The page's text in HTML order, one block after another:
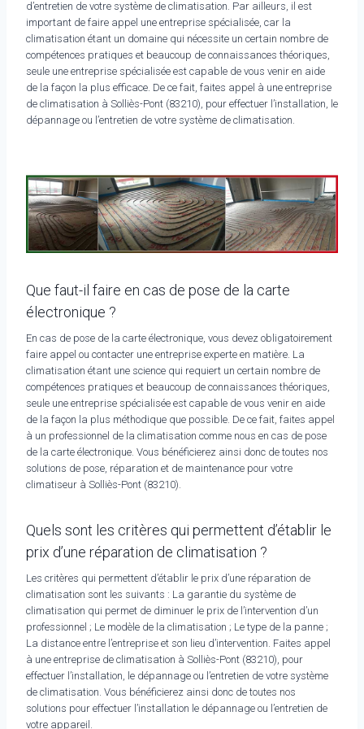
d’entretien de votre système de climatisation. Par ailleurs, il est
important de faire appel une entreprise spécialisée, car la
climatisation étant un domaine qui nécessite un certain nombre de
compétences pratiques et beaucoup de connaissances théoriques,
seule une entreprise spécialisée est capable de vous venir en aide
de la façon la plus efficace. De ce fait, faites appel à une entreprise
de climatisation à Solliès-Pont (83210), pour effectuer l’installation, le
dépannage ou l’entretien de votre système de climatisation.
Que faut-il faire en cas de pose de la carte
électronique ?
En cas de pose de la carte électronique, vous devez obligatoirement
faire appel ou contacter une entreprise experte en matière. La
climatisation étant une science qui requiert un certain nombre de
compétences pratiques et beaucoup de connaissances théoriques,
seule une entreprise spécialisée est capable de vous venir en aide
de la façon la plus méthodique que possible. De ce fait, faites appel
à un professionnel de la climatisation comme nous en cas de pose
de la carte électronique. Vous bénéficierez ainsi donc de toutes nos
solutions de pose, réparation et de maintenance pour votre
climatiseur à Solliès-Pont (83210).
Quels sont les critères qui permettent d’établir le
prix d’une réparation de climatisation ?
Les critères qui permettent d’établir le prix d’une réparation de
climatisation sont les suivants : La garantie du système de
climatisation qui permet de diminuer le prix de l’intervention d’un
professionnel ; Le modèle de la climatisation ; Le type de la panne ;
La distance entre l’entreprise et son lieu d’intervention. Faites appel
à une entreprise de climatisation à Solliès-Pont (83210), pour
effectuer l’installation, le dépannage ou l’entretien de votre système
de climatisation. Vous bénéficierez ainsi donc de toutes nos
solutions pour effectuer l’installation le dépannage ou l’entretien de
votre appareil.